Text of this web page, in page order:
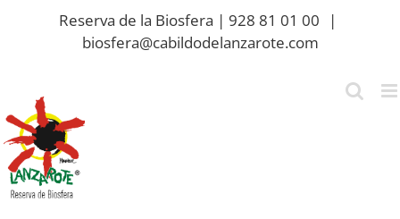
Reserva de la Biosfera | 928 81 01 00
|
biosfera@cabildodelanzarote.com